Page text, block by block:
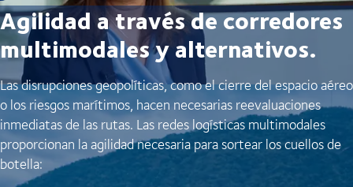
Agilidad a través de corredores
multimodales y alternativos.
Las disrupciones geopolíticas, como el cierre del espacio aéreo
o los riesgos marítimos, hacen necesarias reevaluaciones
inmediatas de las rutas. Las redes logísticas multimodales
proporcionan la agilidad necesaria para sortear los cuellos de
botella: